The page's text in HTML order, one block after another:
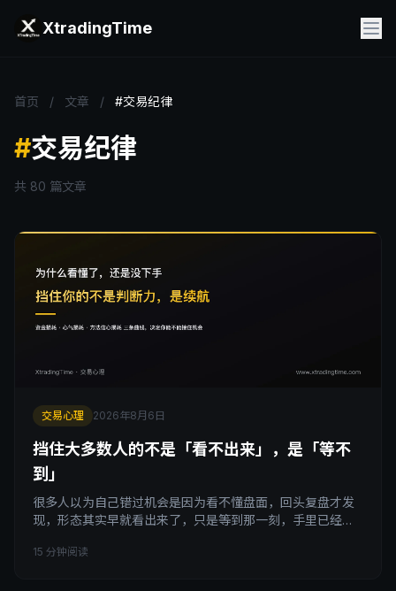
XtradingTime
首页 / 文章 / #交易纪律
#交易纪律
共 80 篇文章
交易心理 2026年8月6日
挡住大多数人的不是「看不出来」，是「等不
到」
很多人以为自己错过机会是因为看不懂盘面，回头复盘才发
现，形态其实早就看出来了，只是等到那一刻，手里已经没
东西：资金、心气、方法信心的消耗速度，也就是你的交易
15 分钟阅读